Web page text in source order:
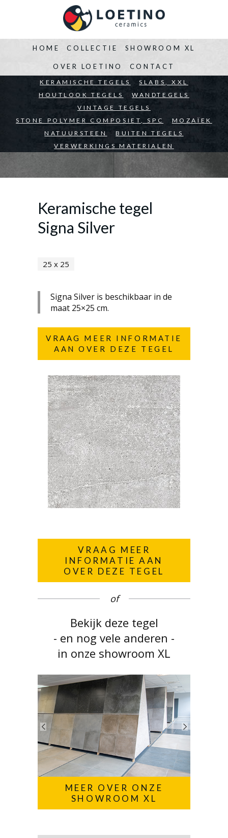
HOME
BEDRIJVEN ARCHITECTEN PARTICULIEREN
COLLECTIE
KERAMISCHE TEGELS
SLABS, XXL
HOUTLOOK TEGELS
WANDTEGELS
VINTAGE TEGELS
STONE POLYMER COMPOSIET, SPC
MOZAÏEK
NATUURSTEEN
BUITEN TEGELS
VERWERKINGS MATERIALEN
SHOWROOM XL
OVER LOETINO CONTACT
Keramische tegel
Signa Silver
25 x 25
Signa Silver is beschikbaar in de
maat 25×25 cm.
VRAAG MEER INFORMATIE
AAN OVER DEZE TEGEL
VRAAG MEER
INFORMATIE AAN
OVER DEZE TEGEL
of
Bekijk deze tegel
- en nog vele anderen -
in onze showroom XL
MEER OVER ONZE
SHOWROOM XL